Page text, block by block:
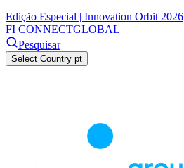
Edição Especial | Innovation Orbit 2026
FI CONNECTGLOBAL
Pesquisar
Select Country pt